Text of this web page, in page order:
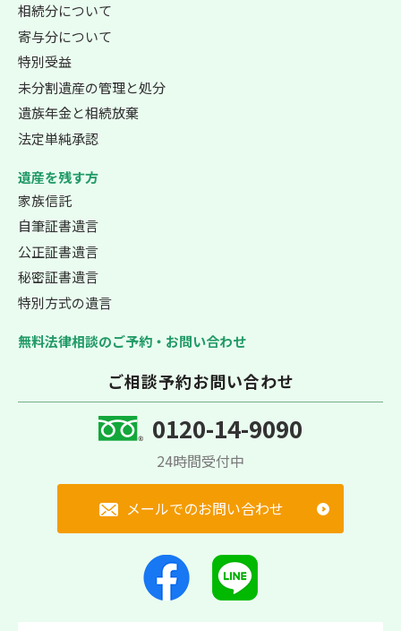
相続分について
寄与分について
特別受益
未分割遺産の管理と処分
遺族年金と相続放棄
法定単純承認
遺産を残す方
家族信託
自筆証書遺言
公正証書遺言
秘密証書遺言
特別方式の遺言
無料法律相談のご予約・お問い合わせ
ご相談予約お問い合わせ
0120-14-9090
24時間受付中
メールでのお問い合わせ